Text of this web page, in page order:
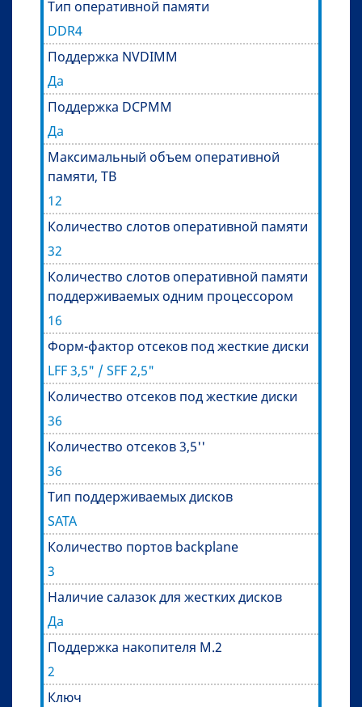
Тип оперативной памяти
DDR4
Поддержка NVDIMM
Да
Поддержка DCPMM
Да
Максимальный объем оперативной
памяти, TB
12
Количество слотов оперативной памяти
32
Количество слотов оперативной памяти
поддерживаемых одним процессором
16
Форм-фактор отсеков под жесткие диски
LFF 3,5" / SFF 2,5"
Количество отсеков под жесткие диски
36
Количество отсеков 3,5''
36
Тип поддерживаемых дисков
SATA
Количество портов backplane
3
Наличие салазок для жестких дисков
Да
Поддержка накопителя M.2
2
Ключ